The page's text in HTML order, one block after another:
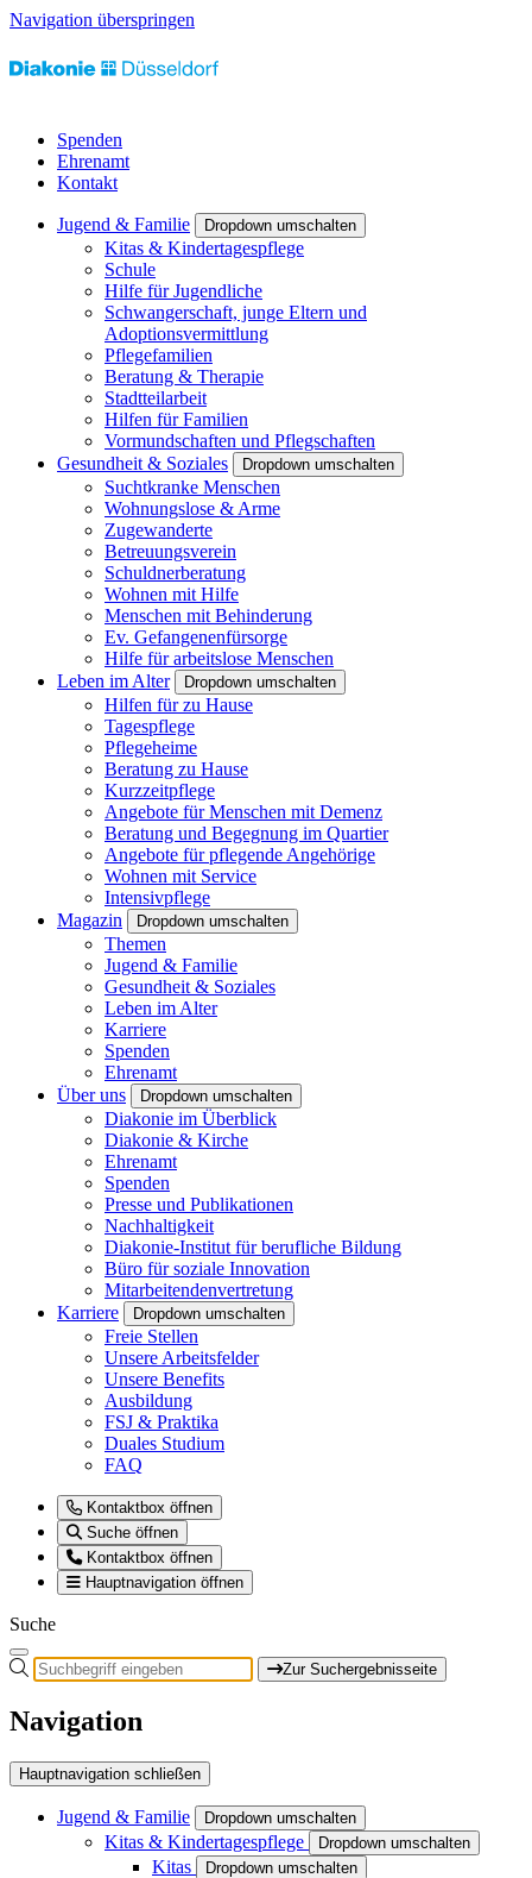
Navigation überspringen
Spenden
Ehrenamt
Kontakt
Jugend & Familie Dropdown umschalten
Kitas & Kindertagespflege
Schule
Hilfe für Jugendliche
Schwangerschaft, junge Eltern und
Adoptionsvermittlung
Pflegefamilien
Beratung & Therapie
Stadtteilarbeit
Hilfen für Familien
Vormundschaften und Pflegschaften
Gesundheit & Soziales
Dropdown umschalten
Suchtkranke Menschen
Wohnungslose & Arme
Zugewanderte
Betreuungsverein
Schuldnerberatung
Wohnen mit Hilfe
Menschen mit Behinderung
Ev. Gefangenenfürsorge
Hilfe für arbeitslose Menschen
Leben im Alter
Dropdown umschalten
Hilfen für zu Hause
Tagespflege
Pflegeheime
Beratung zu Hause
Kurzzeitpflege
Angebote für Menschen mit Demenz
Beratung und Begegnung im Quartier
Angebote für pflegende Angehörige
Wohnen mit Service
Intensivpflege
Magazin
Dropdown umschalten
Themen
Jugend & Familie
Gesundheit & Soziales
Leben im Alter
Karriere
Spenden
Ehrenamt
Über uns
Dropdown umschalten
Diakonie im Überblick
Diakonie & Kirche
Ehrenamt
Spenden
Presse und Publikationen
Nachhaltigkeit
Diakonie-Institut für berufliche Bildung
Büro für soziale Innovation
Mitarbeitendenvertretung
Karriere
Dropdown umschalten
Freie Stellen
Unsere Arbeitsfelder
Unsere Benefits
Ausbildung
FSJ & Praktika
Duales Studium
FAQ
Kontaktbox öffnen
Suche öffnen
Kontaktbox öffnen
Hauptnavigation öffnen
Suche
Zur Suchergebnisseite
Navigation
Hauptnavigation schließen
Jugend & Familie Dropdown umschalten
Kitas & Kindertagespflege Dropdown umschalten
Kitas Dropdown umschalten